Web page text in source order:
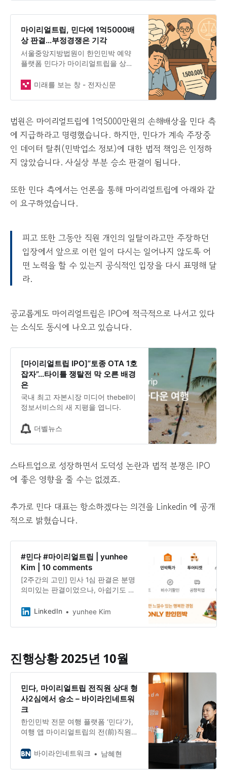
마이리얼트립, 민다에 1억5000배
상 판결…부정경쟁은 기각
서울중앙지방법원이 한인민박 예약
플랫폼 민다가 마이리얼트립을 상대
소 판결을 내렸다. 28일 업계에 따르
억5000만원과 이에 대한
미래를 보는 창 - 전자신문
법원은 마이리얼트립에 1억5000만원의 손해배상을 민다 측
에 지급하라고 명령했습니다. 하지만, 민다가 계속 주장중
인 데이터 탈취(민박업소 정보)에 대한 법적 책임은 인정하
지 않았습니다. 사실상 부분 승소 판결이 됩니다.
또한 민다 측에서는 언론을 통해 마이리얼트립에 아래와 같
이 요구하였습니다.
피고 또한 그동안 직원 개인의 일탈이라고만 주장하던
입장에서 앞으로 이런 일이 다시는 일어나지 않도록 어
떤 노력을 할 수 있는지 공식적인 입장을 다시 표명해 달
라.
공교롭게도 마이리얼트립은 IPO에 적극적으로 나서고 있다
는 소식도 동시에 나오고 있습니다.
[마이리얼트립 IPO]”토종 OTA 1호
잡자”…타이틀 쟁탈전 막 오른 배경
은
국내 최고 자본시장 미디어 thebell이
정보서비스의 새 지평을 엽니다.
더벨뉴스
스타트업으로 성장하면서 도덕성 논란과 법적 분쟁은 IPO
에 좋은 영향을 줄 수는 없겠죠.
추가로 민다 대표는 항소하겠다는 의견을 Linkedin 에 공개
적으로 밝혔습니다.
#민다 #마이리얼트립 | yunhee
Kim | 10 comments
[2주간의 고민] 민사 1심 판결은 분명
의미있는 판결이었으나, 아쉽기도 한
만원이 작은 돈은 아니지만, 3년간 한
는 분명 가볍습니다. 영업방해는 인정
천만원짜리 면죄부를 쥐어주고 , 그
이후 자본력으로 밀어부치는 한인민
없는 것입니다. 이후, 이와 비슷한 사
건이 업계에 발발하더라도, 이것은 일
부 영업방해는 될지언정 부정한 경쟁
은 아니다라고 인식될수도 있습니다.
이러한 사실로 큰 이득을 본 회사가
처럼 IPO를 간다는 소식이 들려 올지
LinkedIn yunhee Kim
진행상황 2025년 10월
민다, 마이리얼트립 전직원 상대 형
사2심에서 승소 – 바이라인네트워
크
한인민박 전문 여행 플랫폼 ‘민다’가,
여행 앱 마이리얼트립의 전(前)직원 A
소했다고 28일 밝혔다.
바이라인네트워크 남혜현